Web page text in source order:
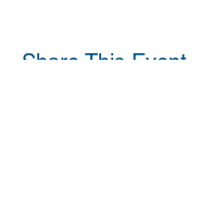
Share This Event